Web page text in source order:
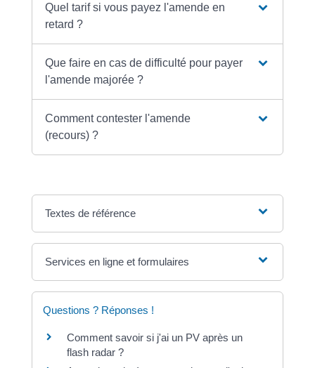
Quel tarif si vous payez l'amende en
retard ?
Que faire en cas de difficulté pour payer
l'amende majorée ?
Comment contester l'amende
(recours) ?
Textes de référence
Services en ligne et formulaires
Questions ? Réponses !
Comment savoir si j'ai un PV après un
flash radar ?